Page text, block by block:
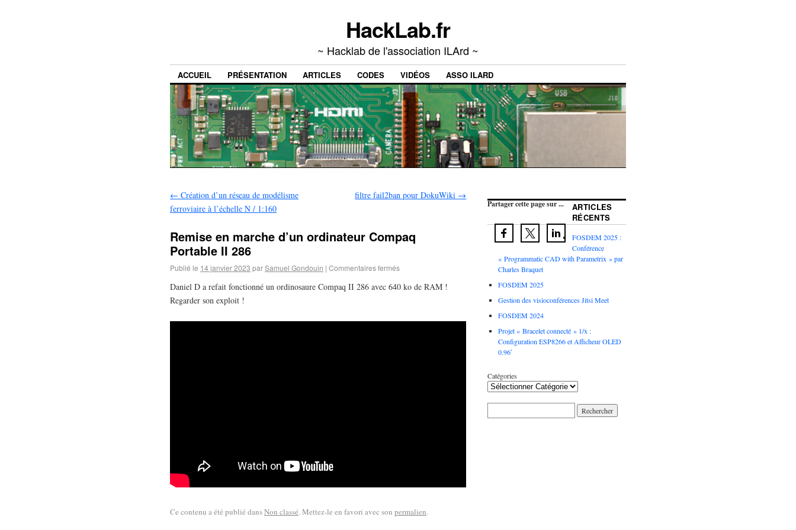
HackLab.fr
~ Hacklab de l'association ILArd ~
ACCUEIL PRÉSENTATION ARTICLES CODES VIDÉOS ASSO ILARD
← Création d’un réseau de modélisme
ferroviaire à l’échelle N / 1:160
filtre fail2ban pour DokuWiki →
Remise en marche d’un ordinateur Compaq
Portable II 286
Publié le 14 janvier 2023 parSamuel Gondouin | Commentaires fermés
Daniel D a refait fonctionné un ordinosaure Compaq II 286 avec 640 ko de RAM !
Regarder son exploit !
Ce contenu a été publié dansNon classé. Mettez-le en favori avec son permalien.
Partager cette page sur ...
ARTICLES
RÉCENTS
FOSDEM 2025 :
Conférence
« Programmatic CAD with Parametrix » par
Charles Braquet
FOSDEM 2025
Gestion des visioconférences Jitsi Meet
FOSDEM 2024
Projet « Bracelet connecté » 1/x :
Configuration ESP8266 et Afficheur OLED
0.96′
Catégories